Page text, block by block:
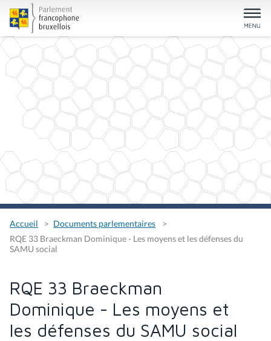
Accueil
Documents parlementaires
RQE 33 Braeckman Dominique - Les moyens et les défenses du
SAMU social
RQE 33 Braeckman
Dominique - Les moyens et
les défenses du SAMU social